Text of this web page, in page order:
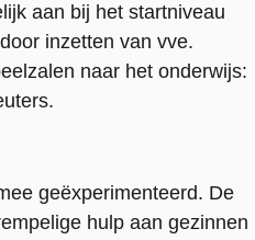
aan bij het startniveau
inzetten van vve.
naar het onderwijs:
geëxperimenteerd. De
hulp aan gezinnen